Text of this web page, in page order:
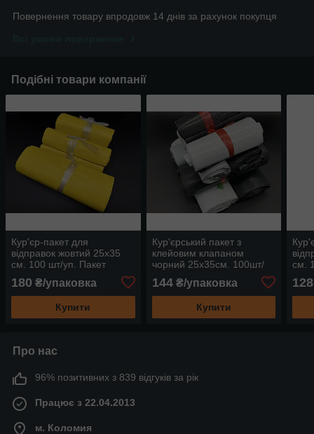
Повернення товару впродовж 14 днів за рахунок покупця
Подібні товари компанії
Кур'єр-пакет для
відправок жовтий 25х35
см. 100 шт/уп. Пакет
клапаном Кур'єрський без
кишені
180 ₴/упаковка
Купити
Кур'єрський пакет з
клейовим клапаном
чорний 25х35см. 100шт/
відправок поштовий без
кишені
144₴/упаковка
Купити
см.
128
Про нас
96% позитивних з 839 відгуків за рік
Працює з 22.04.2013
м. Коломия